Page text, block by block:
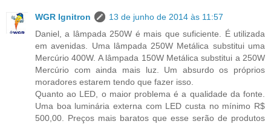
WGR Ignitron
13 de junho de 2014 às 11:57
Daniel, a lâmpada 250W é mais que suficiente. É utilizada
em avenidas. Uma lâmpada 250W Metálica substitui uma
Mercúrio 400W. A lâmpada 150W Metálica substitui a 250W
Mercúrio com ainda mais luz. Um absurdo os próprios
moradores estarem tendo que fazer isso.
Quanto ao LED, o maior problema é a qualidade da fonte.
Uma boa luminária externa com LED custa no mínimo R$
500,00. Preços mais baratos que esse serão de produtos